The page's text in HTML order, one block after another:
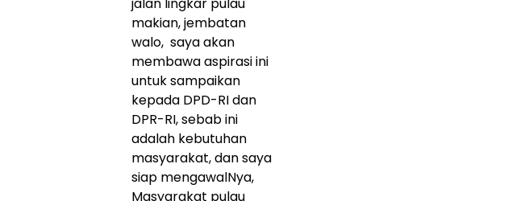
jalan lingkar pulau
makian, jembatan
walo, saya akan
membawa aspirasi ini
untuk sampaikan
kepada DPD-RI dan
DPR-RI, sebab ini
adalah kebutuhan
masyarakat, dan saya
siap mengawalNya,
Masyarakat pulau